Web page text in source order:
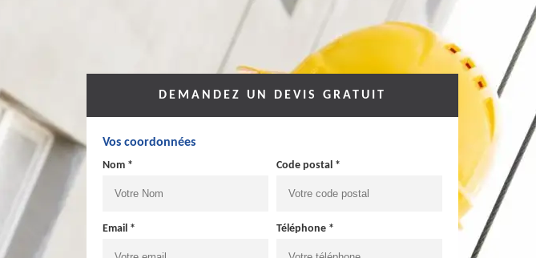
DEMANDEZ UN DEVIS GRATUIT
Vos coordonnées
Nom * Code postal *
Email * Téléphone *